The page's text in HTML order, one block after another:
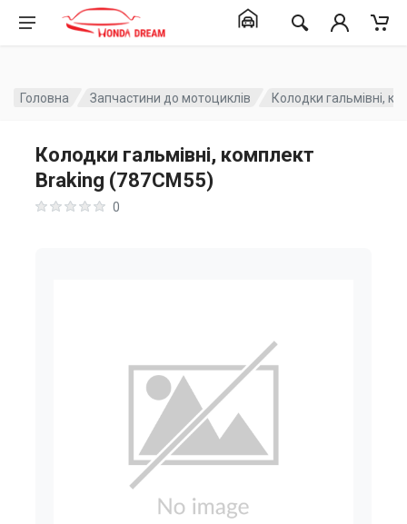
Головна Запчастини до мотоциклів Колодки гальмівні,
Колодки гальмівні, комплект
Braking (787CM55)
0